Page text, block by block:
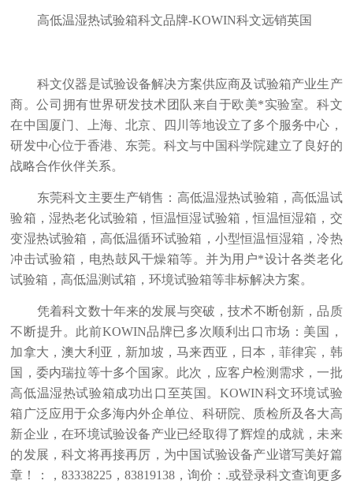
高低温湿热试验箱科文品牌-KOWIN科文远销英国
科文仪器是试验设备解决方案供应商及试验箱产业生产
商。公司拥有世界研发技术团队来自于欧美*实验室。科文
在中国厦门、上海、北京、四川等地设立了多个服务中心，
研发中心位于香港、东莞。科文与中国科学院建立了良好的
战略合作伙伴关系。
东莞科文主要生产销售： 高低温湿热试验箱 ，高低温试
验箱，湿热老化试验箱，恒温恒湿试验箱，恒温恒湿箱，交
变湿热试验箱，高低温循环试验箱，小型恒温恒湿箱，冷热
冲击试验箱，电热鼓风干燥箱等。并为用户*设计各类老化
试验箱，高低温测试箱，环境试验箱等非标解决方案。
凭着科文数十年来的发展与突破，技术不断创新，品质
不断提升。此前KOWIN品牌已多次顺利出口市场：美国，
加拿大，澳大利亚，新加坡，马来西亚，日本，菲律宾，韩
国，委内瑞拉等十多个国家。此次，应客户检测需求，一批
高低温湿热试验箱成功出口至英国。KOWIN科文环境试验
箱广泛应用于众多海内外企单位、科研院、质检所及各大高
新企业，在环境试验设备产业已经取得了辉煌的成就，未来
的发展，科文将再接再厉，为中国试验设备产业谱写美好篇
章！：，83338225，83819138，询价：.或登录科文查询更多